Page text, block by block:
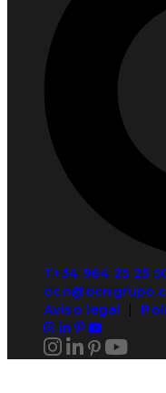
T+34 964 25 25
Aviso legal |